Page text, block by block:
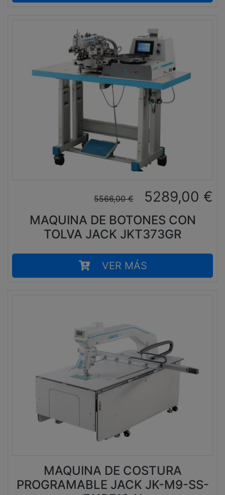
5566,00 € 5289,00 €
MAQUINA DE BOTONES CON
TOLVA JACK JKT373GR
VER MÁS
MAQUINA DE COSTURA
PROGRAMABLE JACK JK-M9-SS-